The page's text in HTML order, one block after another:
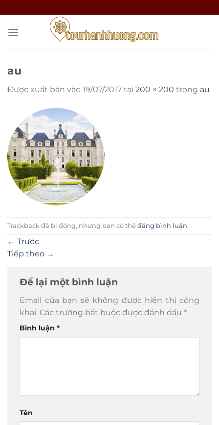
qua
nội
au
Được xuất bản vào 19/07/2017 tại 200 × 200 trong au
Trackback đã bị đóng, nhưng bạn có thể đăng bình luận.
← Trước
Tiếp theo →
Để lại một bình luận
Email của bạn sẽ không được hiển thị công
khai. Các trường bắt buộc được đánh dấu *
Bình luận *
Tên